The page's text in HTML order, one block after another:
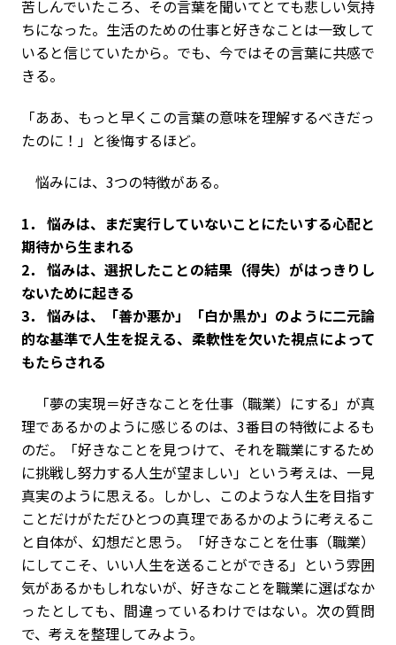
苦しんでいたころ、その言葉を聞いてとても悲しい気持
ちになった。生活のための仕事と好きなことは一致して
いると信じていたから。でも、今ではその言葉に共感で
きる。
「ああ、もっと早くこの言葉の意味を理解するべきだっ
たのに！」と後悔するほど。
悩みには、3つの特徴がある。
1． 悩みは、まだ実行していないことにたいする心配と
期待から生まれる
2． 悩みは、選択したことの結果（得失）がはっきりし
ないために起きる
3． 悩みは、「善か悪か」「白か黒か」のように二元論
的な基準で人生を捉える、柔軟性を欠いた視点によって
もたらされる
「夢の実現＝好きなことを仕事（職業）にする」が真
理であるかのように感じるのは、3番目の特徴によるも
のだ。「好きなことを見つけて、それを職業にするため
に挑戦し努力する人生が望ましい」という考えは、一見
真実のように思える。しかし、このような人生を目指す
ことだけがただひとつの真理であるかのように考えるこ
と自体が、幻想だと思う。「好きなことを仕事（職業）
にしてこそ、いい人生を送ることができる」という雰囲
気があるかもしれないが、好きなことを職業に選ばなか
ったとしても、間違っているわけではない。次の質問
で、考えを整理してみよう。